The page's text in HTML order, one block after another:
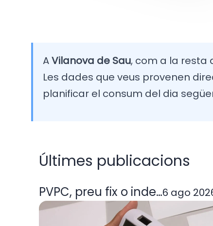
AVilanova de Sau, com a la resta
Les dades que veus provenen
planificar el consum del dia
Últimes publicacions
PVPC, preu fix o indexada:
6 ago